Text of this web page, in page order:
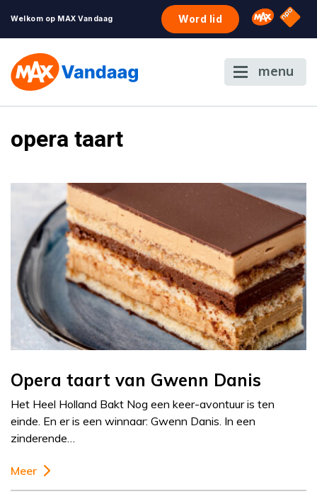
Welkom op MAX Vandaag Word lid Omroep
NPO
menu
opera taart
Opera taart van Gwenn Danis
Het Heel Holland Bakt Nog een keer-avontuur is ten
einde. En er is een winnaar: Gwenn Danis. In een
zinderende…
Meer